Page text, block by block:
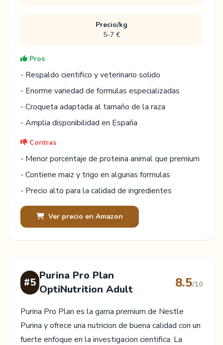
Precio/kg
5-7 €
Pros
- Respaldo cientifico y veterinario solido
- Enorme variedad de formulas especializadas
- Croqueta adaptada al tamaño de la raza
- Amplia disponibilidad en España
Contras
- Menor porcentaje de proteina animal que premium
- Contiene maiz y trigo en algunas formulas
- Precio alto para la calidad de ingredientes
Ver precio en Amazon
#5
Purina Pro Plan
OptiNutrition Adult
8.5/10
Purina Pro Plan es la gama premium de Nestle
Purina y ofrece una nutricion de buena calidad con un
fuerte enfoque en la investigacion cientifica. La